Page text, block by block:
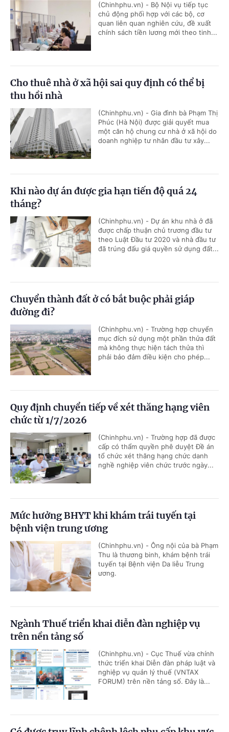
(Chinhphu.vn) - Bộ Nội vụ tiếp tục
chủ động phối hợp với các bộ, cơ
quan liên quan nghiên cứu, đề xuất
chính sách tiền lương mới theo tinh...
Cho thuê nhà ở xã hội sai quy định có thể bị
thu hồi nhà
(Chinhphu.vn) - Gia đình bà Phạm Thị
Phúc (Hà Nội) được giải quyết mua
một căn hộ chung cư nhà ở xã hội do
doanh nghiệp tư nhân đầu tư xây...
Khi nào dự án được gia hạn tiến độ quá 24
tháng?
(Chinhphu.vn) - Dự án khu nhà ở đã
được chấp thuận chủ trương đầu tư
theo Luật Đầu tư 2020 và nhà đầu tư
đã trúng đấu giá quyền sử dụng đất...
Chuyển thành đất ở có bắt buộc phải giáp
đường đi?
(Chinhphu.vn) - Trường hợp chuyển
mục đích sử dụng một phần thửa đất
mà không thực hiện tách thửa thì
phải bảo đảm điều kiện cho phép...
Quy định chuyển tiếp về xét thăng hạng viên
chức từ 1/7/2026
(Chinhphu.vn) - Trường hợp đã được
cấp có thẩm quyền phê duyệt Đề án
tổ chức xét thăng hạng chức danh
nghề nghiệp viên chức trước ngày...
Mức hưởng BHYT khi khám trái tuyến tại
bệnh viện trung ương
(Chinhphu.vn) - Ông nội của bà Phạm
Thu là thương binh, khám bệnh trái
tuyến tại Bệnh viện Da liễu Trung
ương.
Ngành Thuế triển khai diễn đàn nghiệp vụ
trên nền tảng số
(Chinhphu.vn) - Cục Thuế vừa chính
thức triển khai Diễn đàn pháp luật và
nghiệp vụ quản lý thuế (VNTAX
FORUM) trên nền tảng số. Đây là...